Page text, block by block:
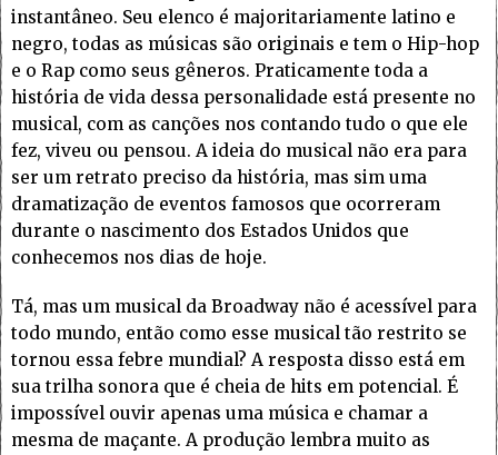
instantâneo. Seu elenco é majoritariamente latino e
negro, todas as músicas são originais e tem o Hip-hop
e o Rap como seus gêneros. Praticamente toda a
história de vida dessa personalidade está presente no
musical, com as canções nos contando tudo o que ele
fez, viveu ou pensou. A ideia do musical não era para
ser um retrato preciso da história, mas sim uma
dramatização de eventos famosos que ocorreram
durante o nascimento dos Estados Unidos que
conhecemos nos dias de hoje.
Tá, mas um musical da Broadway não é acessível para
todo mundo, então como esse musical tão restrito se
tornou essa febre mundial? A resposta disso está em
sua trilha sonora que é cheia de hits em potencial. É
impossível ouvir apenas uma música e chamar a
mesma de maçante. A produção lembra muito as